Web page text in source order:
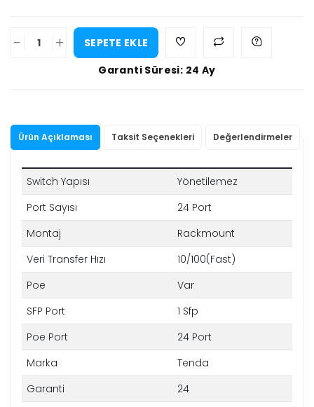
- +
SEPETE EKLE
Garanti Süresi: 24 Ay
Ürün Açıklaması Taksit Seçenekleri Değerlendirmeler
Switch Yapısı
Yönetilemez
Port Sayısı
24 Port
Montaj
Rackmount
Veri Transfer Hızı
10/100(Fast)
Poe
Var
SFP Port
1 Sfp
Poe Port
24 Port
Marka
Tenda
Garanti
24